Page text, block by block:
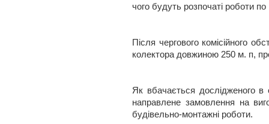
чого будуть розпочаті роботи
Після чергового комісійного
колектора довжиною 250 м. п,
Як вбачається дослідженого в
направлене замовлення на
будівельно-монтажні роботи.